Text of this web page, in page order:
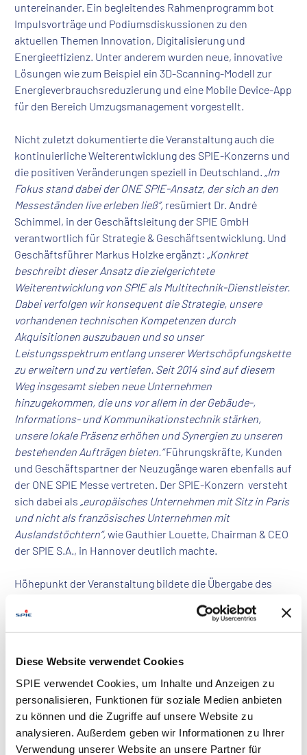
Diese Website verwendet Cookies
SPIE verwendet Cookies, um Inhalte und Anzeigen zu
personalisieren, Funktionen für soziale Medien anbieten
zu können und die Zugriffe auf unsere Website zu
analysieren. Außerdem geben wir Informationen zu Ihrer
Verwendung unserer Website an unsere Partner für
untereinander. Ein begleitendes Rahmenprogramm bot
Impulsvorträge und Podiumsdiskussionen zu den
aktuellen Themen Innovation, Digitalisierung und
Energieeffizienz. Unter anderem wurden neue, innovative
Lösungen wie zum Beispiel ein 3D-Scanning-Modell zur
Energieverbrauchsreduzierung und eine Mobile Device-App
für den Bereich Umzugsmanagement vorgestellt.
Nicht zuletzt dokumentierte die Veranstaltung auch die
kontinuierliche Weiterentwicklung des SPIE-Konzerns und
die positiven Veränderungen speziell in Deutschland. „Im
Fokus stand dabei der ONE SPIE-Ansatz, der sich an den
Messeständen live erleben ließ“, resümiert Dr. André
Schimmel, in der Geschäftsleitung der SPIE GmbH
verantwortlich für Strategie & Geschäftsentwicklung. Und
Geschäftsführer Markus Holzke ergänzt: „Konkret
beschreibt dieser Ansatz die zielgerichtete
Weiterentwicklung von SPIE als Multitechnik-Dienstleister.
Dabei verfolgen wir konsequent die Strategie, unsere
vorhandenen technischen Kompetenzen durch
Akquisitionen auszubauen und so unser
Leistungsspektrum entlang unserer Wertschöpfungskette
zu erweitern und zu vertiefen. Seit 2014 sind auf diesem
Weg insgesamt sieben neue Unternehmen
hinzugekommen, die uns vor allem in der Gebäude-,
Informations- und Kommunikationstechnik stärken,
unsere lokale Präsenz erhöhen und Synergien zu unseren
bestehenden Aufträgen bieten.“Führungskräfte, Kunden
und Geschäftspartner der Neuzugänge waren ebenfalls auf
der ONE SPIE Messe vertreten. Der SPIE-Konzern versteht
sich dabei als „europäisches Unternehmen mit Sitz in Paris
und nicht als französisches Unternehmen mit
Auslandstöchtern“,wie Gauthier Louette, Chairman & CEO
der SPIE S.A., in Hannover deutlich machte.
Höhepunkt der Veranstaltung bildete die Übergabe des
GmbH, Tochtergesellschaft der SPIE GmbH. Die auf
Netzwerktechnik spezialisierten SPIE-Gesellschaften in
Partner von Cisco. Mit der nun erworbenen Zertifizierung
für Deutschland wird die SPIE-Gruppe als IT-Dienstleister
insbesondere für international agierende Unternehmen ein
noch attraktiverer Partner.